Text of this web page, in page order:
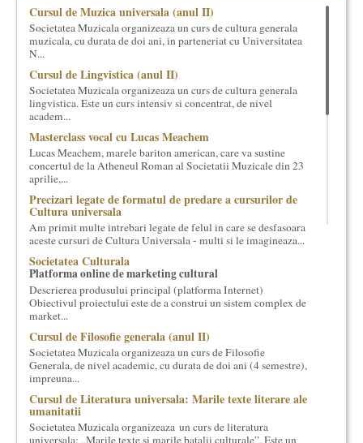
inceput cu muzica clasica - si de aici numele -, insa acum
dezvoltam proiecte si in alte domenii ale culturii.
Facem management cultural, dezvoltam si administram proiecte
proprii sau preluate, modele si sisteme de finantare, marketing
cultural si consultanta. Organizam concursuri, concerte si
evenimente culturale, private sau publice, tinem cursuri de
cultura generala muzicala, teatrala, filosofica si de alte feluri.
Cuvinte in plus despre proiect, despre cei care il administreaza si
cei care il finantateaza sunt in rubricile de mai jos.
Cursul de Muzica universala (anul II)
Societatea Muzicala organizeaza un curs de cultura generala
muzicala, cu durata de doi ani, in parteneriat cu Universitatea
N...
Cursul de Lingvistica (anul II)
Societatea Muzicala organizeaza un curs de cultura generala
lingvistica. Este un curs intensiv si concentrat, de nivel
academ...
Masterclass vocal cu Lucas Meachem
Lucas Meachem, marele bariton american, care va sustine
concertul de la Atheneul Roman al Societatii Muzicale din 23
aprilie,...
Precizari legate de formatul de predare a cursurilor de
Cultura universala
Am primit multe intrebari legate de felul in care se desfasoara
aceste cursuri de Cultura Universala - multi si le imagineaza...
Societatea Culturala
Platforma online de marketing cultural
Descrierea produsului principal (platforma Internet)
Obiectivul proiectului este de a construi un sistem complex de
market...
Cursul de Filosofie generala (anul II)
Societatea Muzicala organizeaza un curs de Filosofie
Generala, de nivel academic, cu durata de doi ani (4 semestre),
impreuna...
Cursul de Literatura universala: Marile texte literare ale
umanitatii
Societatea Muzicala organizeaza un curs de literatura
universala: „Marile texte si marile batalii culturale”. Este un